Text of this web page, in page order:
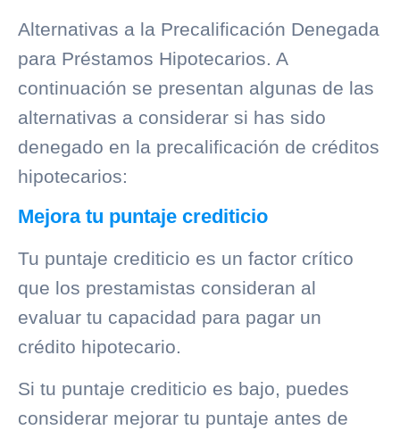
Alternativas a la Precalificación Denegada
para Préstamos Hipotecarios. A
continuación se presentan algunas de las
alternativas a considerar si has sido
denegado en la precalificación de créditos
hipotecarios:
Mejora tu puntaje crediticio
Tu puntaje crediticio es un factor crítico
que los prestamistas consideran al
evaluar tu capacidad para pagar un
crédito hipotecario.
Si tu puntaje crediticio es bajo, puedes
considerar mejorar tu puntaje antes de